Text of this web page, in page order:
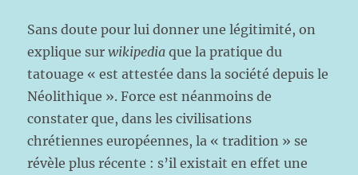
Sans doute pour lui donner une légitimité, on
explique surwikipedia que la pratique du
tatouage « est attestée dans la société depuis le
Néolithique ». Force est néanmoins de
constater que, dans les civilisations
chrétiennes européennes, la « tradition » se
révèle plus récente : s’il existait en effet une